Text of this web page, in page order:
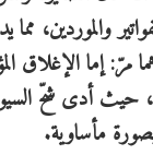
مرّ: إما الإغلاق
أدى شحّ السيولة
مأساوية.